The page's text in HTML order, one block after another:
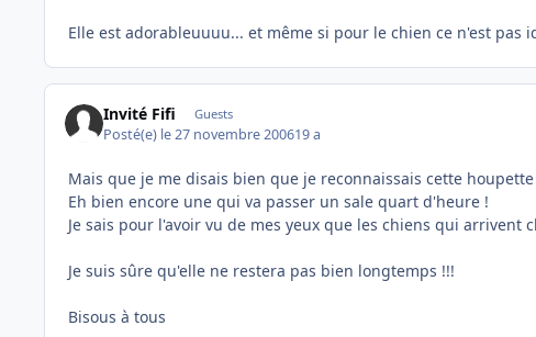
Elle est adorableuuuu... et même si pour le chien ce n'est
Invité Fifi Guests
Posté(e) le 27 novembre 200619 a
Mais que je me disais bien que je reconnaissais cette
Eh bien encore une qui va passer un sale quart d'heure !
Je sais pour l'avoir vu de mes yeux que les chiens qui
Je suis sûre qu'elle ne restera pas bien longtemps !!!
Bisous à tous